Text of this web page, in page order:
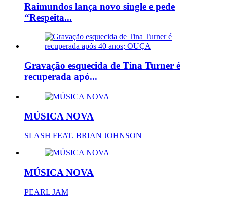
Raimundos lança novo single e pede
“Respeita...
Gravação esquecida de Tina Turner é
recuperada apó...
MÚSICA NOVA
SLASH FEAT. BRIAN JOHNSON
MÚSICA NOVA
PEARL JAM